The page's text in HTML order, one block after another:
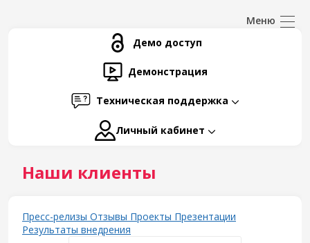
Демо доступ
Демонстрация
Техническая поддержка
Личный кабинет
Наши клиенты
Пресс-релизы Отзывы Проекты Презентации
Результаты внедрения